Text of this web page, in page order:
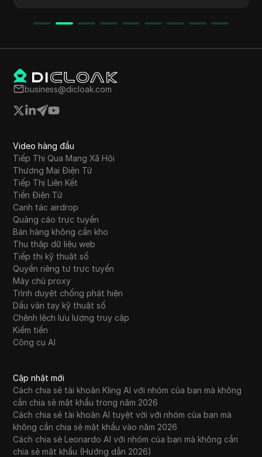
cần thiết và kiếm điểm thông qua giới thiệu.
cập nhật thông tin về các bản cập nhật và cơ
hội trong tương lai.
business@dicloak.com
Video hàng đầu
Tiếp Thị Qua Mạng Xã Hội
Thương Mại Điện Tử
Tiếp Thị Liên Kết
Tiền Điện Tử
Canh tác airdrop
Quảng cáo trực tuyến
Bán hàng không cần kho
Thu thập dữ liệu web
Tiếp thị kỹ thuật số
Quyền riêng tư trực tuyến
Máy chủ proxy
Trình duyệt chống phát hiện
Dấu vân tay kỹ thuật số
Chênh lệch lưu lượng truy cập
Kiếm tiền
Công cụ AI
Cập nhật mới
Cách chia sẻ tài khoản Kling AI với nhóm của bạn mà không
cần chia sẻ mật khẩu trong năm 2026
Cách chia sẻ tài khoản AI tuyệt vời với nhóm của bạn mà
không cần chia sẻ mật khẩu vào năm 2026
Cách chia sẻ Leonardo AI với nhóm của bạn mà không cần
chia sẻ mật khẩu (Hướng dẫn 2026)